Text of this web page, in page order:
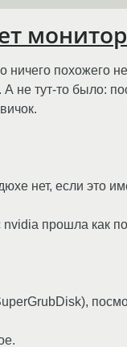
похожего
не тут-то было:
нет, если это
прошла как